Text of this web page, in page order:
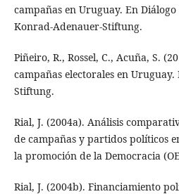
campañas en Uruguay. En Diálogo
Konrad-Adenauer-Stiftung.
Piñeiro, R., Rossel, C., Acuña, S.
campañas electorales en
Stiftung.
Rial, J. (2004a). Análisis
de campañas y partidos políticos
la promoción de la Democracia
Rial, J. (2004b). Financiamiento